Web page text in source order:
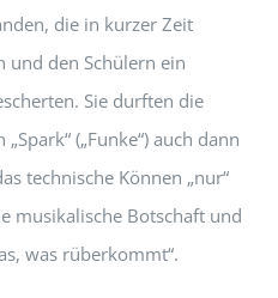
die in kurzer Zeit
den Schülern ein
Sie durften die
(„Funke“) auch dann
technische Können „nur“
musikalische Botschaft und
was rüberkommt“.